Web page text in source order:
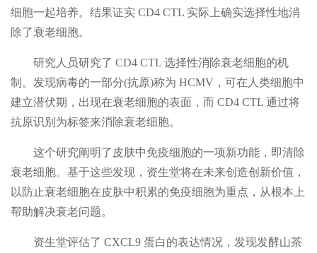
细胞一起培养。结果证实 CD4 CTL 实际上确实选择性地消
除了衰老细胞。
研究人员研究了 CD4 CTL 选择性消除衰老细胞的机
制。发现病毒的一部分(抗原)称为 HCMV，可在人类细胞中
建立潜伏期，出现在衰老细胞的表面，而 CD4 CTL 通过将
抗原识别为标签来消除衰老细胞。
这个研究阐明了皮肤中免疫细胞的一项新功能，即清除
衰老细胞。基于这些发现，资生堂将在未来创造创新价值，
以防止衰老细胞在皮肤中积累的免疫细胞为重点，从根本上
帮助解决衰老问题。
资生堂评估了 CXCL9 蛋白的表达情况，发现发酵山茶